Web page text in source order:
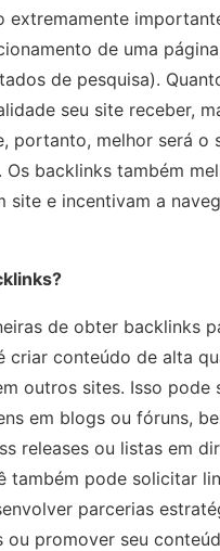
extremamente
de uma
de pesquisa).
seu site receber,
portanto, melhor será o
Os backlinks também
site e incentivam a
de obter backlinks
criar conteúdo de alta
outros sites. Isso pode
em blogs ou fóruns,
releases ou listas em
também pode solicitar
parcerias
ou promover seu